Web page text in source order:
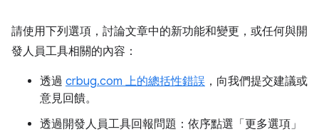
請使用下列選項，討論文章中的新功能和變更，或任何與開
發人員工具相關的內容：
透過 crbug.com 上的總括性錯誤 ，向我們提交建議或
意見回饋。
透過開發人員工具回報問題：依序點選「更多選項」